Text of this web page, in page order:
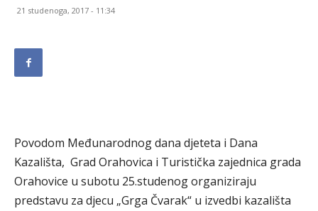
21 studenoga, 2017 - 11:34
Povodom Međunarodnog dana djeteta i Dana
Kazališta, Grad Orahovica i Turistička zajednica grada
Orahovice u subotu 25.studenog organiziraju
predstavu za djecu „Grga Čvarak“ u izvedbi kazališta